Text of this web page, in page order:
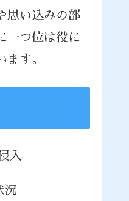
思い込みの部
一つ位は役に
ます。
入
況